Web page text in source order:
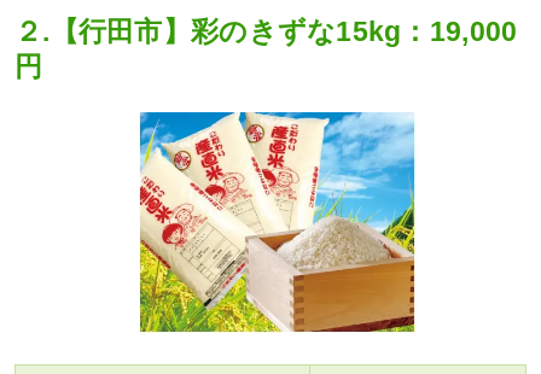
２.【行田市】彩のきずな15kg：19,000
円